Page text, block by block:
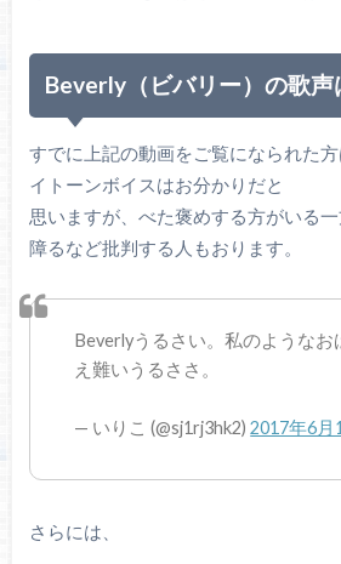
Beverly（ビバリー）の歌声
すでに上記の動画をご覧になられた
イトーンボイスはお分かりだと
思いますが、べた褒めする方がいる
障るなど批判する人もおります。
Beverlyうるさい。私のようなお
え難いうるささ。
— いりこ (@sj1rj3hk2)2017年6月
さらには、